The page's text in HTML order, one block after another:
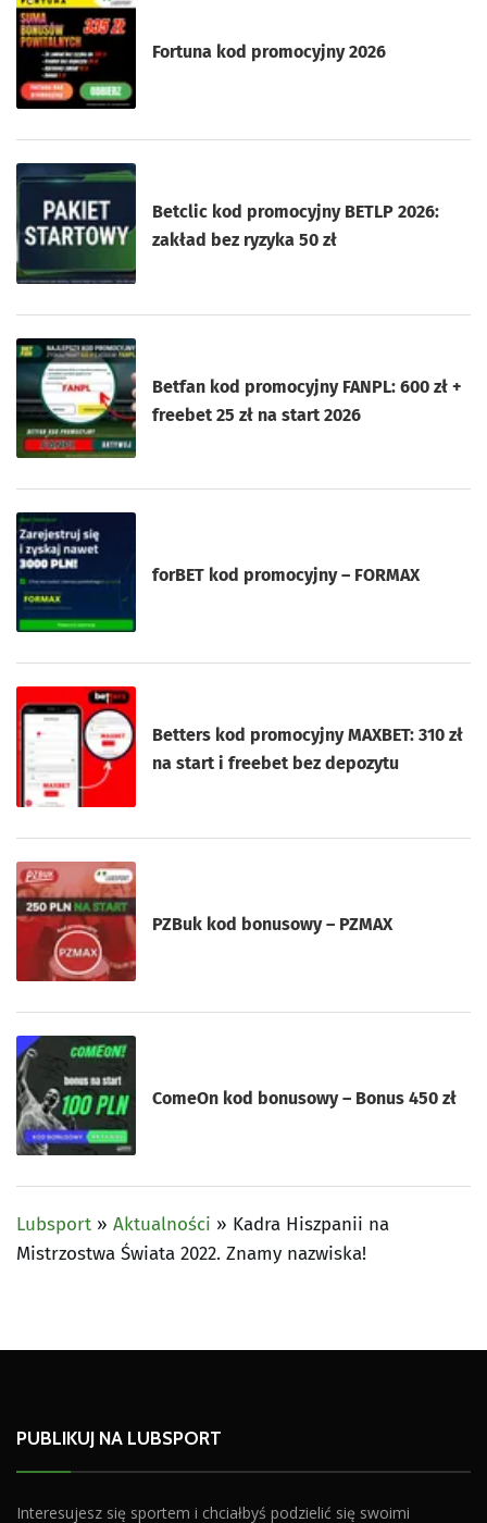
Fortuna kod promocyjny 2026
Betclic kod promocyjny BETLP 2026:
zakład bez ryzyka 50 zł
Betfan kod promocyjny FANPL: 600 zł +
freebet 25 zł na start 2026
forBET kod promocyjny – FORMAX
Betters kod promocyjny MAXBET: 310 zł
na start i freebet bez depozytu
PZBuk kod bonusowy – PZMAX
ComeOn kod bonusowy – Bonus 450 zł
Lubsport » Aktualności » Kadra Hiszpanii na
Mistrzostwa Świata 2022. Znamy nazwiska!
PUBLIKUJ NA LUBSPORT
Interesujesz się sportem i chciałbyś podzielić się swoimi